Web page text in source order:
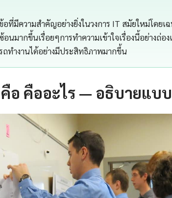
อที่มีความสำคัญอย่างยิ่งในวงการ IT สมัยใหม่โดย
นมากขึ้นเรื่อยๆการทำความเข้าใจเรื่องนี้อย่างถ่อ
ทำงานได้อย่างมีประสิทธิภาพมากขึ้น
อ คืออะไร — อธิบายแบ